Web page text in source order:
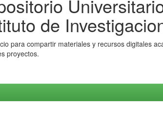
de
para compartir materiales y recursos digitales
proyectos.